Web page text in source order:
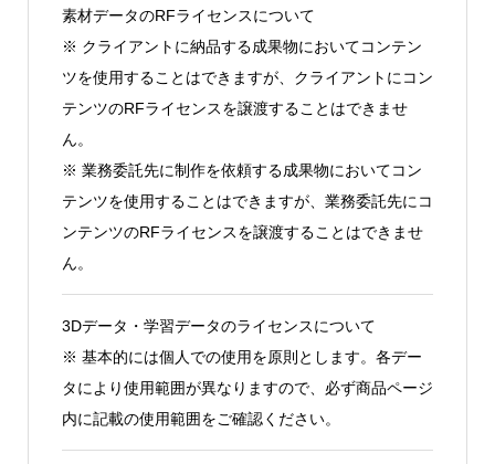
素材データのRFライセンスについて
※ クライアントに納品する成果物においてコンテン
ツを使用することはできますが、クライアントにコン
テンツのRFライセンスを譲渡することはできませ
ん。
※ 業務委託先に制作を依頼する成果物においてコン
テンツを使用することはできますが、業務委託先にコ
ンテンツのRFライセンスを譲渡することはできませ
ん。
3Dデータ・学習データのライセンスについて
※ 基本的には個人での使用を原則とします。各デー
タにより使用範囲が異なりますので、必ず商品ページ
内に記載の使用範囲をご確認ください。